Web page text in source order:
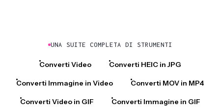
UNA SUITE COMPLETA DI STRUMENTI
Converti Video Converti HEIC in JPG
Converti Immagine in Video Converti MOV in MP4
Converti Video in GIF Converti Immagine in GIF